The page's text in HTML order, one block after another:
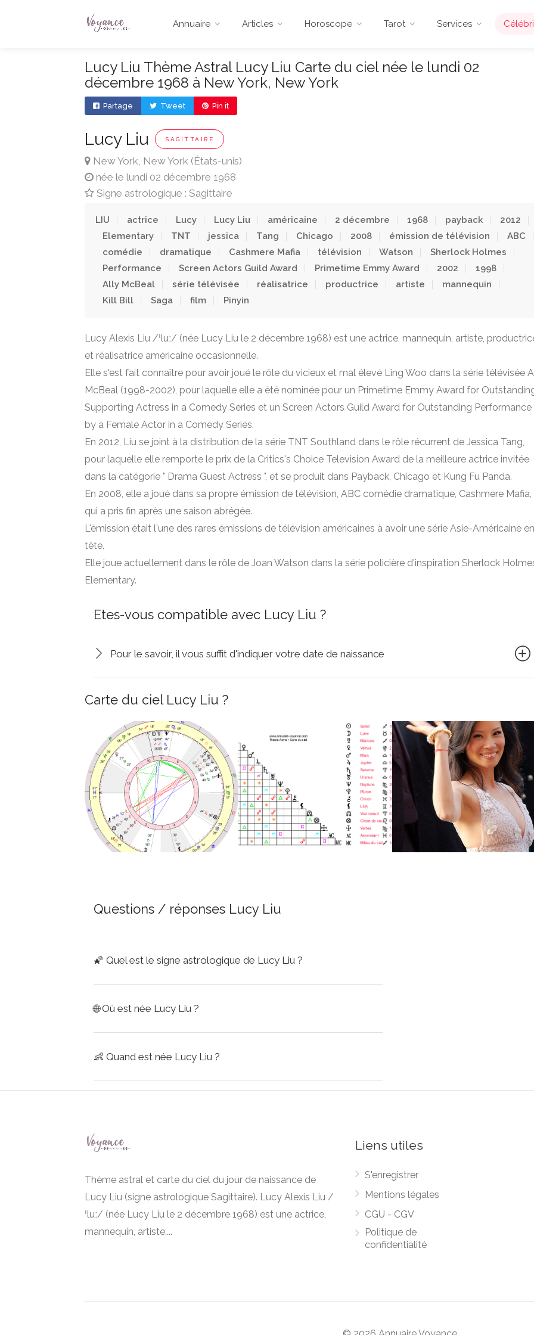
Annuaire Articles Horoscope Tarot Services
Lucy Liu Thème Astral Lucy Liu Carte du ciel née le lundi 02
décembre 1968 à New York, New York
Partage Tweet Pin it
Lucy Liu SAGITTAIRE
New York, New York (États-unis)
née le lundi 02 décembre 1968
Signe astrologique : Sagittaire
LIU actrice Lucy Lucy Liu américaine 2 décembre 1968 payback
2012
Elementary
TNT jessica Tang Chicago 2008 émission de télévision
ABC
comédie
dramatique Cashmere Mafia télévision Watson
Sherlock Holmes
Performance
Screen Actors Guild Award Primetime Emmy Award 2002
1998
Ally McBeal
série télévisée réalisatrice productrice artiste
mannequin
Kill Bill
Saga film Pinyin
Lucy Alexis Liu /ˈluː/ (née Lucy Liu le 2 décembre 1968) est une actrice, mannequin, artiste,
et réalisatrice américaine occasionnelle.
Elle s'est fait connaître pour avoir joué le rôle du vicieux et mal élevé Ling Woo dans la série télévisée
McBeal (1998-2002), pour laquelle elle a été nominée pour un Primetime Emmy Award for
Supporting Actress in a Comedy Series et un Screen Actors Guild Award for Outstanding Performance
by a Female Actor in a Comedy Series.
En 2012, Liu se joint à la distribution de la série TNT Southland dans le rôle récurrent de Jessica Tang,
pour laquelle elle remporte le prix de la Critics's Choice Television Award de la meilleure actrice invitée
dans la catégorie " Drama Guest Actress ", et se produit dans Payback, Chicago et Kung Fu Panda.
En 2008, elle a joué dans sa propre émission de télévision, ABC comédie dramatique, Cashmere Mafia,
qui a pris fin après une saison abrégée.
L'émission était l'une des rares émissions de télévision américaines à avoir une série Asie-Américaine en
tête.
Elle joue actuellement dans le rôle de Joan Watson dans la série policière d'inspiration Sherlock
Elementary.
Etes-vous compatible avec Lucy Liu ?
Pour le savoir, il vous suffit d'indiquer votre date de naissance
Carte du ciel Lucy Liu ?
Questions / réponses Lucy Liu
🌠 Quel est le signe astrologique de Lucy Liu ?
🌐Où est née Lucy Liu ?
👶 Quand est née Lucy Liu ?
Thème astral et carte du ciel du jour de naissance de
Lucy Liu (signe astrologique Sagittaire). Lucy Alexis Liu /
ˈluː/ (née Lucy Liu le 2 décembre 1968) est une actrice,
mannequin, artiste,...
Liens utiles
S'enregistrer
Mentions légales
CGU - CGV
Politique de
confidentialité